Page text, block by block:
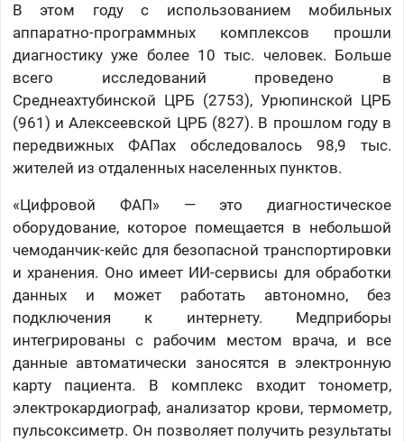
В этом году с использованием мобильных
аппаратно-программных комплексов прошли
диагностику уже более 10 тыс. человек. Больше
всего исследований проведено в
Среднеахтубинской ЦРБ (2753), Урюпинской ЦРБ
(961) и Алексеевской ЦРБ (827). В прошлом году в
передвижных ФАПах обследовалось 98,9 тыс.
жителей из отдаленных населенных пунктов.
«Цифровой ФАП» — это диагностическое
оборудование, которое помещается в небольшой
чемоданчик-кейс для безопасной транспортировки
и хранения. Оно имеет ИИ-сервисы для обработки
данных и может работать автономно, без
подключения к интернету. Медприборы
интегрированы с рабочим местом врача, и все
данные автоматически заносятся в электронную
карту пациента. В комплекс входит тонометр,
электрокардиограф, анализатор крови, термометр,
пульсоксиметр. Он позволяет получить результаты